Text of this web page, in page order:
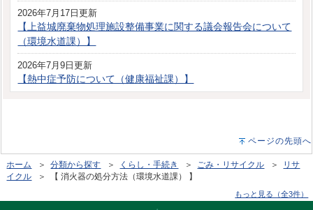
2026年7月17日更新
【上益城廃棄物処理施設整備事業に関する議会報告会について
（環境水道課）】
2026年7月9日更新
【熱中症予防について（健康福祉課）】
ページの先頭へ
ホーム ＞分類から探す ＞ くらし・手続き ＞ ごみ・リサイクル ＞
リサ
イクル ＞ 【 消火器の処分方法（環境水道課） 】
もっと見る（全3件）